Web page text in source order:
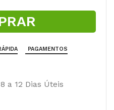
PAGAMENTOS
a 12 Dias Úteis